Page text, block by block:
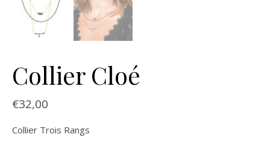
Collier Cloé
€32,00
Collier Trois Rangs